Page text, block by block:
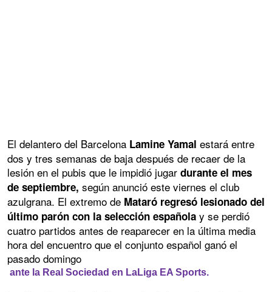
El delantero del Barcelona Lamine Yamal estará entre
dos y tres semanas de baja después de recaer de la
lesión en el pubis que le impidió jugar durante el mes
de septiembre, según anunció este viernes el club
azulgrana. El extremo de Mataró regresó lesionado del
último parón con la selección española y se perdió
cuatro partidos antes de reaparecer en la última media
hora del encuentro que el conjunto español ganó el
pasado domingo
ante la Real Sociedad en LaLiga EA Sports.